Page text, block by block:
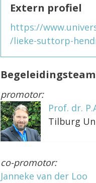
Extern profiel
https://
/lieke-suttorp-
Begeleidingsteam
promotor:
Prof. dr.
Tilburg
co-promotor:
Janneke van der Loo